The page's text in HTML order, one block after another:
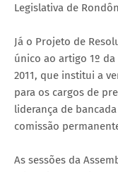
Legislativa de
Já o Projeto de
único ao artigo 1º da
2011, que institui a
para os cargos de
liderança de
comissão
As sessões da